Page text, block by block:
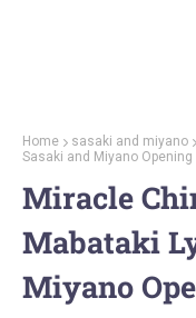
Home sasaki and miyano
Sasaki and Miyano Opening
Miracle
Mabataki
Miyano